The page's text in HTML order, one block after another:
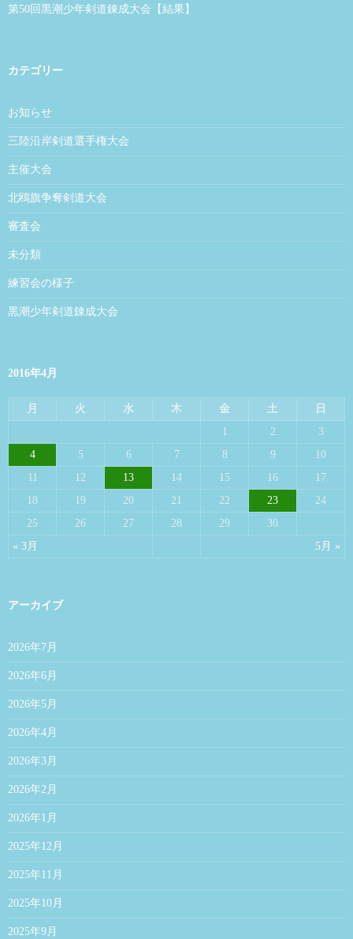
第50回黒潮少年剣道錬成大会【結果】
カテゴリー
お知らせ
三陸沿岸剣道選手権大会
主催大会
北鴎旗争奪剣道大会
審査会
未分類
練習会の様子
黒潮少年剣道錬成大会
2016年4月
月 火 水 木 金 土 日
« 3月 5月 »
1 2
3
4
5 6 7 8 9
10
11
12 13 14 15 16
17
18
19 20 21 22 23
24
25
26 27 28 29 30
アーカイブ
2026年7月
2026年6月
2026年5月
2026年4月
2026年3月
2026年2月
2026年1月
2025年12月
2025年11月
2025年10月
2025年9月